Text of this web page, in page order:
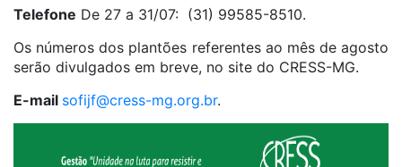
Telefone De 27 a 31/07: (31) 99585-8510.
Os números dos plantões referentes ao mês de agosto
serão divulgados em breve, no site do CRESS-MG.
E-mail sofijf@cress-mg.org.br.